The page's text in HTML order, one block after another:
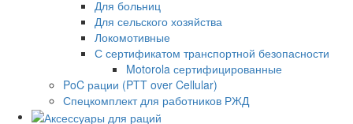
Для больниц
Для сельского хозяйства
Локомотивные
С сертификатом транспортной безопасности
Motorola сертифицированные
PoC рации (PTT over Cellular)
Спецкомплект для работников РЖД